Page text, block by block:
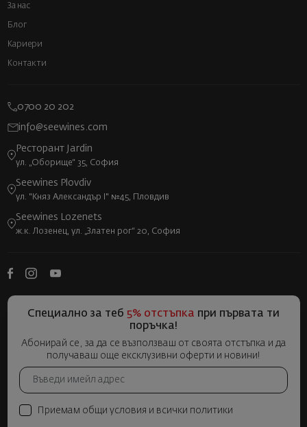
За нас
Блог
Кариери
Контакти
0700 20 202
info@seewines.com
Ресторант Jardin
ул. „Оборище“ 35, София
Seewines Plovdiv
ул. "Княз Александър I" №45, Пловдив
Seewines Lozenets
ж.к. Лозенец, ул. „Златен рог“ 20, София
Специално за теб 5% отстъпка при първата ти
поръчка!
Абонирай се, за да се възползваш от своята отстъпка и да
получаваш още ексклузивни оферти и новини!
Приемам общи условия и всички политики